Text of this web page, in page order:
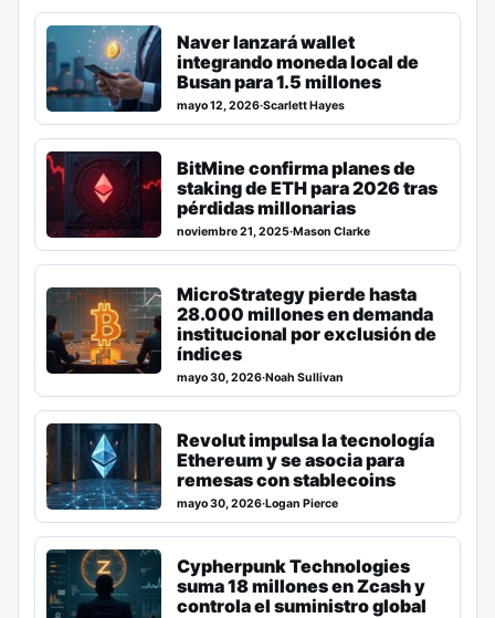
Naver lanzará wallet
integrando moneda local de
Busan para 1.5 millones
mayo 12, 2026·Scarlett Hayes
BitMine confirma planes de
staking de ETH para 2026 tras
pérdidas millonarias
noviembre 21, 2025·Mason Clarke
MicroStrategy pierde hasta
28.000 millones en demanda
institucional por exclusión de
índices
mayo 30, 2026·Noah Sullivan
Revolut impulsa la tecnología
Ethereum y se asocia para
remesas con stablecoins
mayo 30, 2026·Logan Pierce
Cypherpunk Technologies
suma 18 millones en Zcash y
controla el suministro global